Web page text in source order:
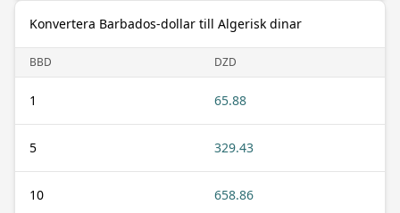
Konvertera Barbados-dollar till Algerisk dinar
BBD DZD
1 65.88
5 329.43
10 658.86